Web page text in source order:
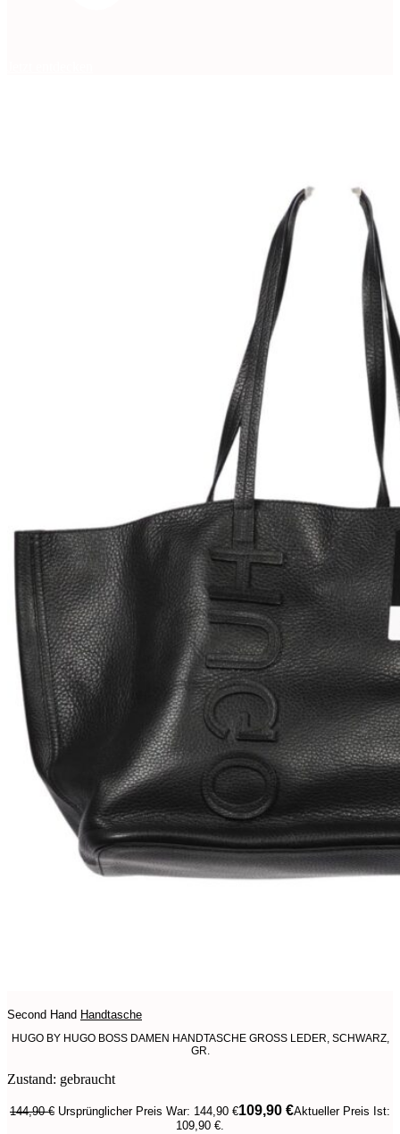
Second Hand Handtasche
HUGO BY HUGO BOSS DAMEN HANDTASCHE GROSS LEDER, SCHWARZ,
GR.
Zustand: gebraucht
144,90€ Ursprünglicher Preis War: 144,90 €109,90 €Aktueller Preis Ist:
109,90 €.